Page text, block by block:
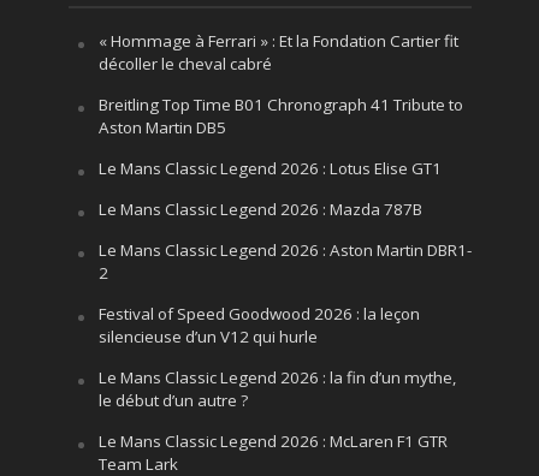
« Hommage à Ferrari » : Et la Fondation Cartier fit
décoller le cheval cabré
Breitling Top Time B01 Chronograph 41 Tribute to
Aston Martin DB5
Le Mans Classic Legend 2026 : Lotus Elise GT1
Le Mans Classic Legend 2026 : Mazda 787B
Le Mans Classic Legend 2026 : Aston Martin DBR1-
2
Festival of Speed Goodwood 2026 : la leçon
silencieuse d’un V12 qui hurle
Le Mans Classic Legend 2026 : la fin d’un mythe,
le début d’un autre ?
Le Mans Classic Legend 2026 : McLaren F1 GTR
Team Lark